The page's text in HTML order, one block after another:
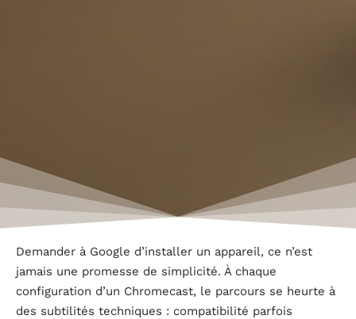
Demander à Google d’installer un appareil, ce n’est
jamais une promesse de simplicité. À chaque
configuration d’un Chromecast, le parcours se heurte à
des subtilités techniques : compatibilité parfois